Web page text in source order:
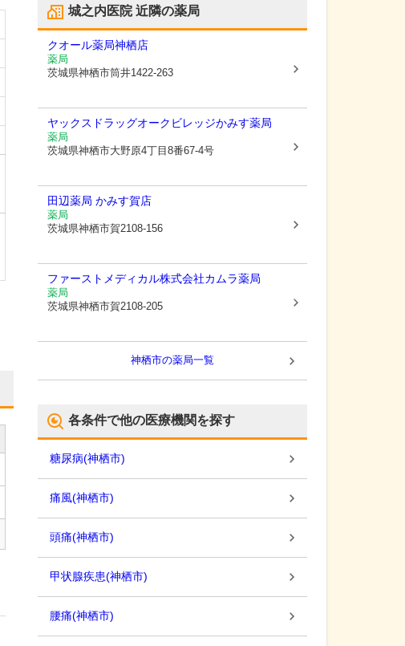
城之内医院近隣の薬局
クオール薬局神栖店
薬局
茨城県神栖市筒井1422-263
ヤックスドラッグオークビレッジかみす薬局
薬局
茨城県神栖市大野原4丁目8番67-4号
田辺薬局 かみす賀店
薬局
茨城県神栖市賀2108-156
ファーストメディカル株式会社カムラ薬局
薬局
茨城県神栖市賀2108-205
神栖市の薬局一覧
各条件で他の医療機関を探す
糖尿病(神栖市)
痛風(神栖市)
頭痛(神栖市)
甲状腺疾患(神栖市)
腰痛(神栖市)